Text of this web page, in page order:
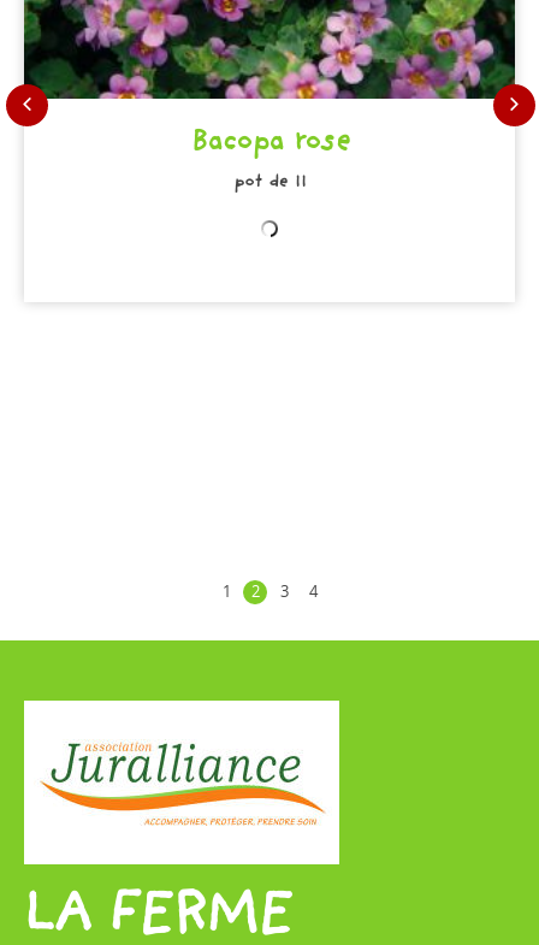
Bacopa rose
pot de 11
1 2 3 4